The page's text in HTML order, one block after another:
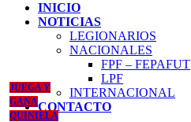
INICIO
NOTICIAS
LEGIONARIOS
NACIONALES
FPF – FEPAFUT
LPF
INTERNACIONAL
CONTACTO
JUEGA Y
GANA
QUINIELA